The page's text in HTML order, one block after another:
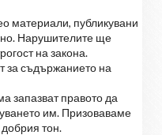
материали, публикувани
Нарушителите ще
на закона.
за съдържанието на
запазват правото да
им. Призоваваме
добрия тон.